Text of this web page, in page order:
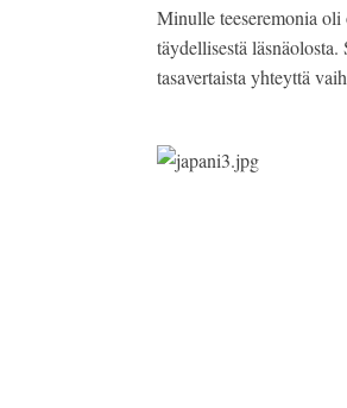
Minulle teeseremonia oli
täydellisestä
tasavertaista yhteyttä